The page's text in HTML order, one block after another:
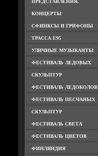
ПРЕДСТАВЛЕНИЯ,
КОНЦЕРТЫ
СФИНКСЫ И ГРИФОНЫ
ТРАССА Е95
УЛИЧНЫЕ МУЗЫКАНТЫ
ФЕСТИВАЛЬ ЛЕДОВЫХ
СКУЛЬПТУР
ФЕСТИВАЛЬ ЛЕДОКОЛОВ
ФЕСТИВАЛЬ ПЕСЧАНЫХ
СКУЛЬПТУР
ФЕСТИВАЛЬ СВЕТА
ФЕСТИВАЛЬ ЦВЕТОВ
ФИНЛЯНДИЯ